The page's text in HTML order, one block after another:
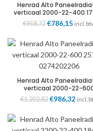
Henrad Alto
verticaal 2000-22-400
0274202204
€958,72
was:
€958,72.
€786,15
is:
incl.
Henrad Alto
verticaal 2000-22-
2574W 0274202206
€1.202,82
was:
€1.202,82.
€986,32
is:
incl.